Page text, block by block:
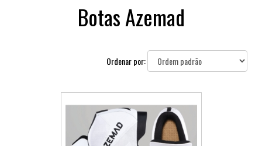
Botas Azemad
Ordenar por: